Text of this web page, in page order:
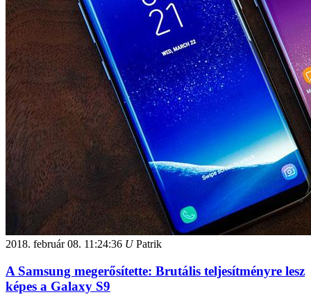
2018. február 08. 11:24:36 UPatrik
A Samsung megerősítette: Brutális teljesítményre lesz
képes a Galaxy S9